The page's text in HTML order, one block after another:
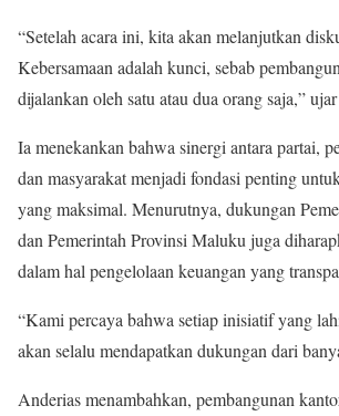
“Setelah acara ini, kita akan melanjutkan
Kebersamaan adalah kunci, sebab
dijalankan oleh satu atau dua orang saja,”
Ia menekankan bahwa sinergi antara partai,
dan masyarakat menjadi fondasi penting
yang maksimal. Menurutnya, dukungan
dan Pemerintah Provinsi Maluku juga
dalam hal pengelolaan keuangan yang
“Kami percaya bahwa setiap inisiatif yang
akan selalu mendapatkan dukungan dari
Anderias menambahkan, pembangunan